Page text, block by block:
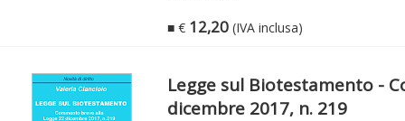
■ € 12,20 (IVA inclusa)
Legge sul Biotestamento -
dicembre 2017, n. 219